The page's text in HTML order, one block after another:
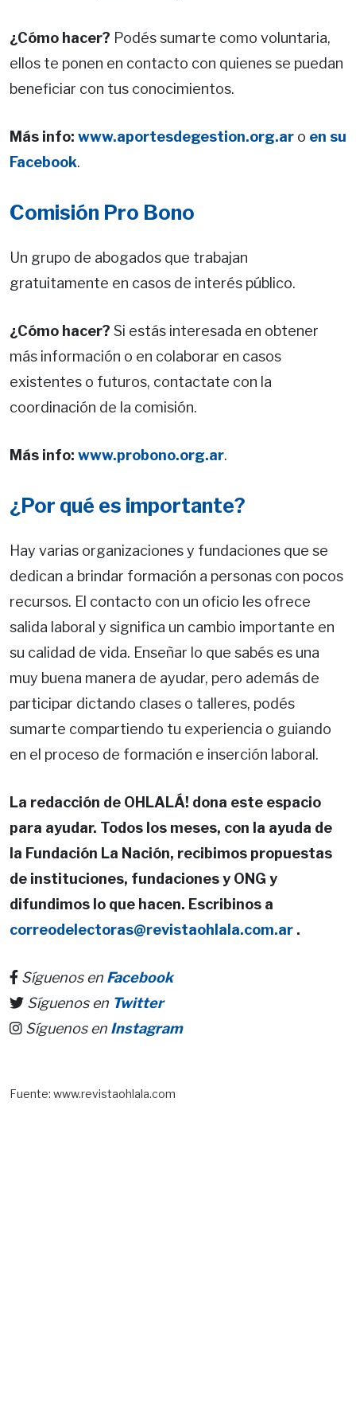
¿Cómo hacer? Podés sumarte como voluntaria,
ellos te ponen en contacto con quienes se puedan
beneficiar con tus conocimientos.
Más info: www.aportesdegestion.org.ar o en su
Facebook.
Comisión Pro Bono
Un grupo de abogados que trabajan
gratuitamente en casos de interés público.
¿Cómo hacer? Si estás interesada en obtener
más información o en colaborar en casos
existentes o futuros, contactate con la
coordinación de la comisión.
Más info: www.probono.org.ar.
¿Por qué es importante?
Hay varias organizaciones y fundaciones que se
dedican a brindar formación a personas con pocos
recursos. El contacto con un oficio les ofrece
salida laboral y significa un cambio importante en
su calidad de vida. Enseñar lo que sabés es una
muy buena manera de ayudar, pero además de
participar dictando clases o talleres, podés
sumarte compartiendo tu experiencia o guiando
en el proceso de formación e inserción laboral.
La redacción de OHLALÁ! dona este espacio
para ayudar. Todos los meses, con la ayuda de
la Fundación La Nación, recibimos propuestas
de instituciones, fundaciones y ONG y
difundimos lo que hacen. Escribinos a
correodelectoras@revistaohlala.com.ar .
Síguenos en Facebook
Síguenos en Twitter
Síguenos en Instagram
Fuente: www.revistaohlala.com